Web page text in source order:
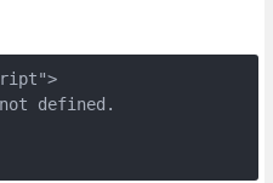
defined.